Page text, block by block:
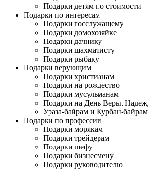
Подарки детям по стоимости
Подарки по интересам
Подарки госслужащему
Подарки домохозяйке
Подарки дачнику
Подарки шахматисту
Подарки рыбаку
Подарки верующим
Подарки христианам
Подарки на рождество
Подарки мусульманам
Подарки на День Веры,
Ураза-байрам и Курбан-байрам
Подарки по профессии
Подарки морякам
Подарки трейдерам
Подарки шефу
Подарки бизнесмену
Подарки руководителю